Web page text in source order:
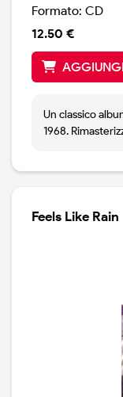
Formato: CD
12.50 €
Un classico
1968.
Feels Like Rain